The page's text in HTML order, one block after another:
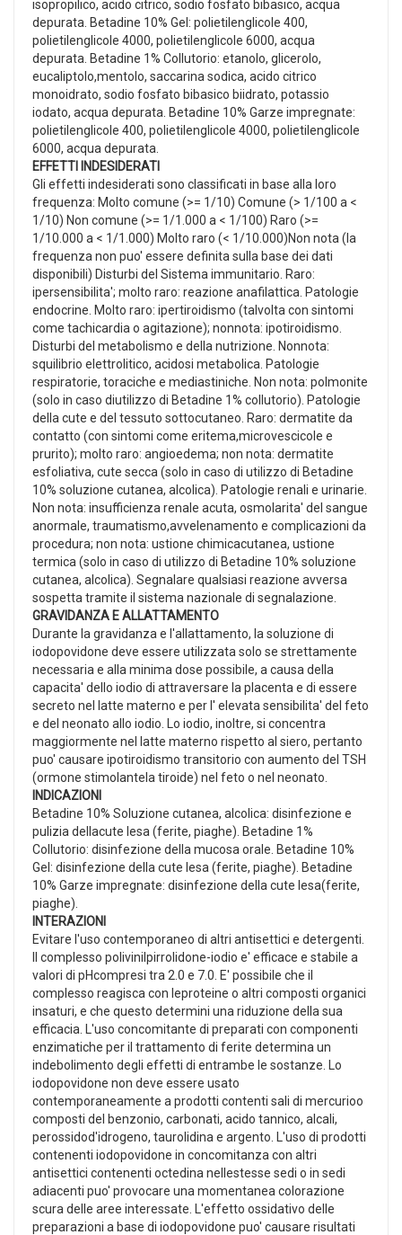
isopropilico, acido citrico, sodio fosfato bibasico, acqua
depurata. Betadine 10% Gel: polietilenglicole 400,
polietilenglicole 4000, polietilenglicole 6000, acqua
depurata. Betadine 1% Collutorio: etanolo, glicerolo,
eucaliptolo,mentolo, saccarina sodica, acido citrico
monoidrato, sodio fosfato bibasico biidrato, potassio
iodato, acqua depurata. Betadine 10% Garze impregnate:
polietilenglicole 400, polietilenglicole 4000, polietilenglicole
6000, acqua depurata.
EFFETTI INDESIDERATI
Gli effetti indesiderati sono classificati in base alla loro
frequenza: Molto comune (>= 1/10) Comune (> 1/100 a <
1/10) Non comune (>= 1/1.000 a < 1/100) Raro (>=
1/10.000 a < 1/1.000) Molto raro (< 1/10.000)Non nota (la
frequenza non puo' essere definita sulla base dei dati
disponibili) Disturbi del Sistema immunitario. Raro:
ipersensibilita'; molto raro: reazione anafilattica. Patologie
endocrine. Molto raro: ipertiroidismo (talvolta con sintomi
come tachicardia o agitazione); nonnota: ipotiroidismo.
Disturbi del metabolismo e della nutrizione. Nonnota:
squilibrio elettrolitico, acidosi metabolica. Patologie
respiratorie, toraciche e mediastiniche. Non nota: polmonite
(solo in caso diutilizzo di Betadine 1% collutorio). Patologie
della cute e del tessuto sottocutaneo. Raro: dermatite da
contatto (con sintomi come eritema,microvescicole e
prurito); molto raro: angioedema; non nota: dermatite
esfoliativa, cute secca (solo in caso di utilizzo di Betadine
10% soluzione cutanea, alcolica). Patologie renali e urinarie.
Non nota: insufficienza renale acuta, osmolarita' del sangue
anormale, traumatismo,avvelenamento e complicazioni da
procedura; non nota: ustione chimicacutanea, ustione
termica (solo in caso di utilizzo di Betadine 10% soluzione
cutanea, alcolica). Segnalare qualsiasi reazione avversa
sospetta tramite il sistema nazionale di segnalazione.
GRAVIDANZA E ALLATTAMENTO
Durante la gravidanza e l'allattamento, la soluzione di
iodopovidone deve essere utilizzata solo se strettamente
necessaria e alla minima dose possibile, a causa della
capacita' dello iodio di attraversare la placenta e di essere
secreto nel latte materno e per l' elevata sensibilita' del feto
e del neonato allo iodio. Lo iodio, inoltre, si concentra
maggiormente nel latte materno rispetto al siero, pertanto
puo' causare ipotiroidismo transitorio con aumento del TSH
(ormone stimolantela tiroide) nel feto o nel neonato.
INDICAZIONI
Betadine 10% Soluzione cutanea, alcolica: disinfezione e
pulizia dellacute lesa (ferite, piaghe). Betadine 1%
Collutorio: disinfezione della mucosa orale. Betadine 10%
Gel: disinfezione della cute lesa (ferite, piaghe). Betadine
10% Garze impregnate: disinfezione della cute lesa(ferite,
piaghe).
INTERAZIONI
Evitare l'uso contemporaneo di altri antisettici e detergenti.
Il complesso polivinilpirrolidone-iodio e' efficace e stabile a
valori di pHcompresi tra 2.0 e 7.0. E' possibile che il
complesso reagisca con leproteine o altri composti organici
insaturi, e che questo determini una riduzione della sua
efficacia. L'uso concomitante di preparati con componenti
enzimatiche per il trattamento di ferite determina un
indebolimento degli effetti di entrambe le sostanze. Lo
iodopovidone non deve essere usato
contemporaneamente a prodotti contenti sali di mercurioo
composti del benzonio, carbonati, acido tannico, alcali,
perossidod'idrogeno, taurolidina e argento. L'uso di prodotti
contenenti iodopovidone in concomitanza con altri
antisettici contenenti octedina nellestesse sedi o in sedi
adiacenti puo' provocare una momentanea colorazione
scura delle aree interessate. L'effetto ossidativo delle
preparazioni a base di iodopovidone puo' causare risultati